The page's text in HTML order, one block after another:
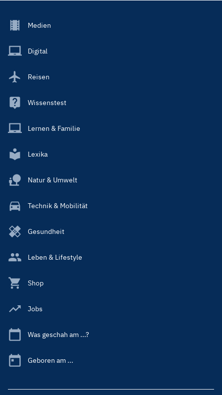
Footer
Main
Medien
Digital
Reisen
Wissenstest
Lernen & Familie
Lexika
Natur & Umwelt
Technik & Mobilität
Gesundheit
Leben & Lifestyle
Shop
Jobs
Was geschah am ...?
Geboren am ...